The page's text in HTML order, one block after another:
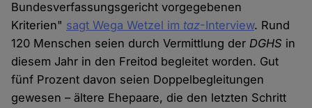
Bundesverfassungsgericht vorgegebenen
Kriterien" sagt Wega Wetzel im taz-Interview. Rund
120 Menschen seien durch Vermittlung derDGHS in
diesem Jahr in den Freitod begleitet worden. Gut
fünf Prozent davon seien Doppelbegleitungen
gewesen – ältere Ehepaare, die den letzten Schritt